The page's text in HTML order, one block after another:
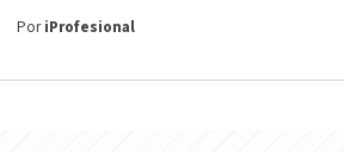
PoriProfesional